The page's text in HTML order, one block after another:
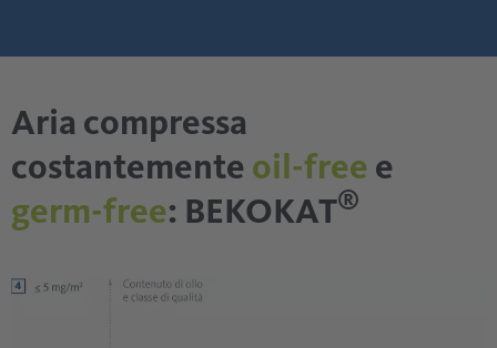
Aria compressa
costantemente oil-free e
germ-free: BEKOKAT®